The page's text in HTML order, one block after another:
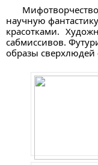
научную
красотками.
сабмиссивов.
образы